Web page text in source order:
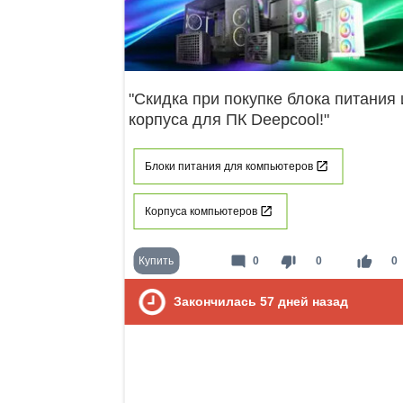
"Скидка при покупке блока питания
корпуса для ПК Deepcool!"
Блоки питания для компьютеров
Корпуса компьютеров
Купить thumb_down 0 thumb_up 0
mode_comment 0
Закончилась 57 дней назад